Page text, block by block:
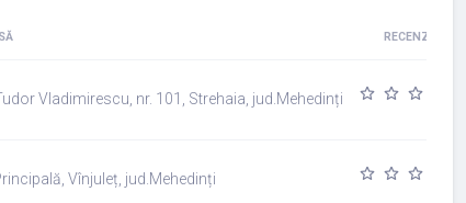
RECENZII
Vladimirescu, nr. 101, Strehaia, jud.Mehedinți star_outline star_outline star_outline
Vînjuleț, jud.Mehedinți star_outline star_outline star_outline